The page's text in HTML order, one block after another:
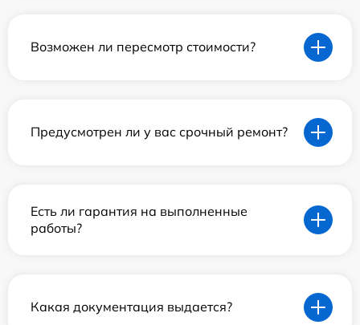
Возможен ли пересмотр стоимости?
Предусмотрен ли у вас срочный ремонт?
Есть ли гарантия на выполненные
работы?
Какая документация выдается?